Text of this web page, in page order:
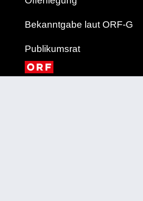
Bekanntgabe laut ORF-G
Publikumsrat